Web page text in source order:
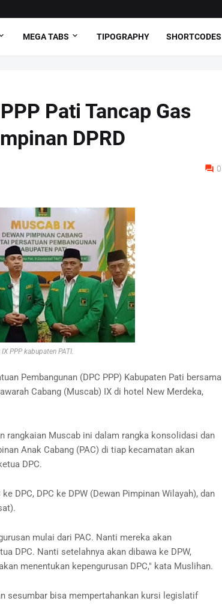
MEGA TABS TIPOGRAPHY SHORTCODES
Pati Tancap Gas
DPRD
0
PPP kabupaten PATI.
Pembangunan (DPC PPP) Kabupaten Pati bersama
Cabang (Muscab) IX di hotel New Merdeka,
rangkaian Muscab ini dalam rangka konsolidasi dan
Anak Cabang (PAC) di tiap kecamatan akan
DPC.
DPC, DPC ke DPW (Dewan Pimpinan Wilayah), dan
mulai dari PAC. Nanti mereka akan
DPC. Nanti setelahnya akan dibawa ke DPW,
menentukan kepengurusan DPC," kata Muslihan.
sesumbar bisa mempertahankan kursi legislatif